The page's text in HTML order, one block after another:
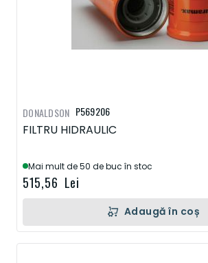
P569206
FILTRU HIDRAULIC
Mai mult de 50 de buc în stoc
515,56 Lei
DONALDSON
Adaugă în coș